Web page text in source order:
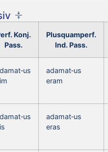
Konj.
Pass.
Plusquamperf.
Ind. Pass.
adamat‑us
eram
adamat‑us
eras